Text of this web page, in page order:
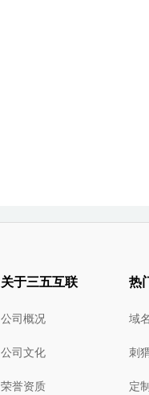
关于三五互联
公司概况
公司文化
荣誉资质
热
域
刺
定